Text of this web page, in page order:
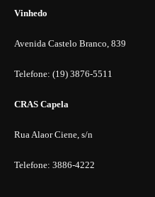
Vinhedo
Avenida Castelo Branco, 839
Telefone: (19) 3876-5511
CRAS Capela
Rua Alaor Ciene, s/n
Telefone: 3886-4222